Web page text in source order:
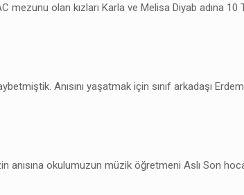
mezunu olan kızları Karla ve Melisa Diyab adına
Anısını yaşatmak için sınıf arkadaşı
okulumuzun müzik öğretmeni Aslı Son